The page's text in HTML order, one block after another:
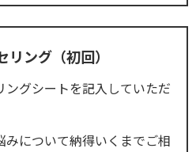
ング（初回）
グシートを記入していただ
について納得いくまでご相